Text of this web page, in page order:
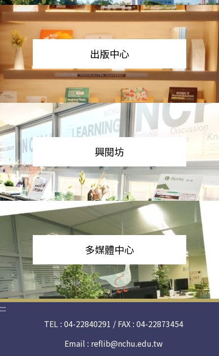
出版中心
興閱坊
多媒體中心
:::
TEL : 04-22840291 / FAX : 04-22873454
Email : reflib@nchu.edu.tw